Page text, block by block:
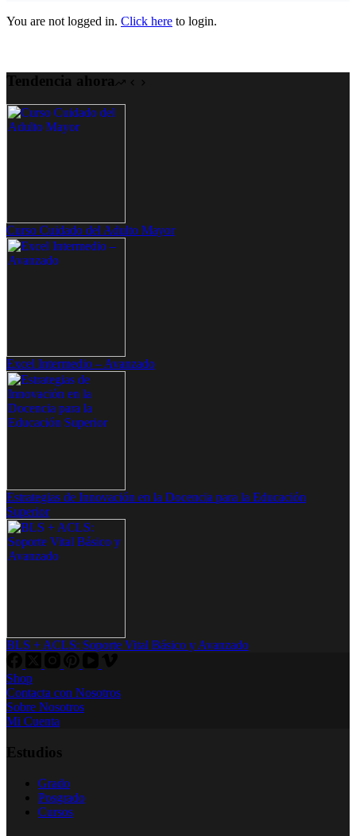
You are not logged in. Click here to login.
Tendencia ahora
Curso Cuidado del Adulto Mayor
Excel Intermedio – Avanzado
Estrategias de Innovación en la Docencia para la Educación
Superior
BLS + ACLS: Soporte Vital Básico y Avanzado
Shop
Contacta con Nosotros
Sobre Nosotros
Mi Cuenta
Estudios
Grado
Posgrado
Cursos